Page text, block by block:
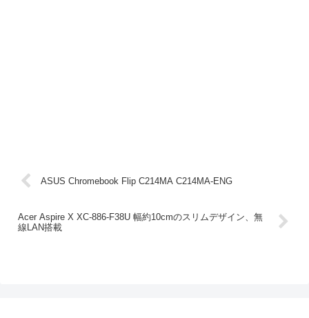
ASUS Chromebook Flip C214MA C214MA-ENG
Acer Aspire X XC-886-F38U 幅約10cmのスリムデザイン、無
線LAN搭載